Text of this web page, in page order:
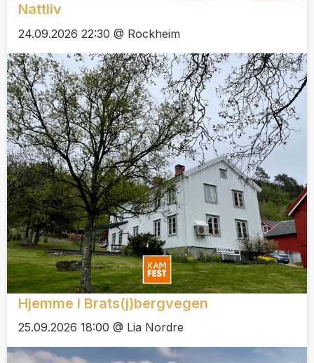
Nattliv
24.09.2026 22:30 @ Rockheim
Hjemme i Brats(j)bergvegen
25.09.2026 18:00 @ Lia Nordre